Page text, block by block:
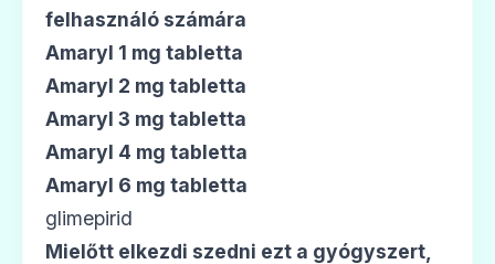
🧬
Diamitus 3 mg tabletta
Ár: —
ADATLAP
felhasználó számára
Amaryl 1 mg tabletta
Amaryl 2 mg tabletta
Amaryl 3 mg tabletta
Amaryl 4 mg tabletta
Amaryl 6 mg tabletta
glimepirid
Mielőtt elkezdi szedni ezt a gyógyszert,